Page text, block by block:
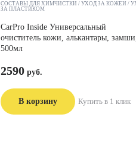
СОСТАВЫ ДЛЯ ХИМЧИСТКИ УХОД ЗА КОЖЕЙ
ЗА ПЛАСТИКОМ
CarPro Inside Универсальный
очиститель кожи, алькантары,
500мл
2590
В корзину Купить в 1 клик